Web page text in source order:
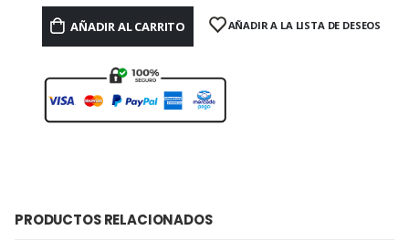
AÑADIR AL CARRITO AÑADIR A LA LISTA DE DESEOS
PRODUCTOS RELACIONADOS